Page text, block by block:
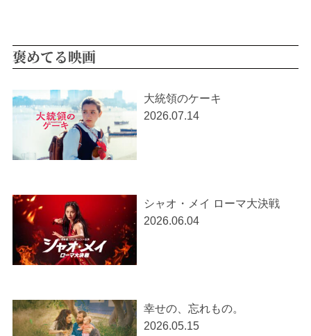
褒めてる映画
大統領のケーキ
2026.07.14
シャオ・メイ ローマ大決戦
2026.06.04
幸せの、忘れもの。
2026.05.15